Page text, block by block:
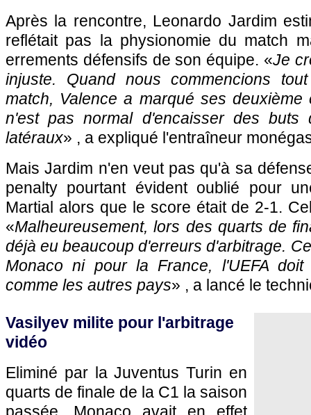
Après la rencontre, Leonardo Jardim
reflétait pas la physionomie du match
errements défensifs de son équipe. «Je
injuste. Quand nous commencions
match, Valence a marqué ses
n'est pas normal d'encaisser des buts
latéraux» , a expliqué l'entraîneur
Mais Jardim n'en veut pas qu'à sa
penalty pourtant évident oublié pour
Martial alors que le score était de 2-1.
«Malheureusement, lors des quarts de
déjà eu beaucoup d'erreurs d'arbitrage.
Monaco ni pour la France, l'UEFA
comme les autres pays» , a lancé le
Vasilyev milite pour l'arbitrage
vidéo
Eliminé par la Juventus Turin en
quarts de finale de la C1 la saison